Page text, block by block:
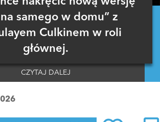
samego w domu” z
Culkinem w roli
głównej.
CZYTAJ DALEJ